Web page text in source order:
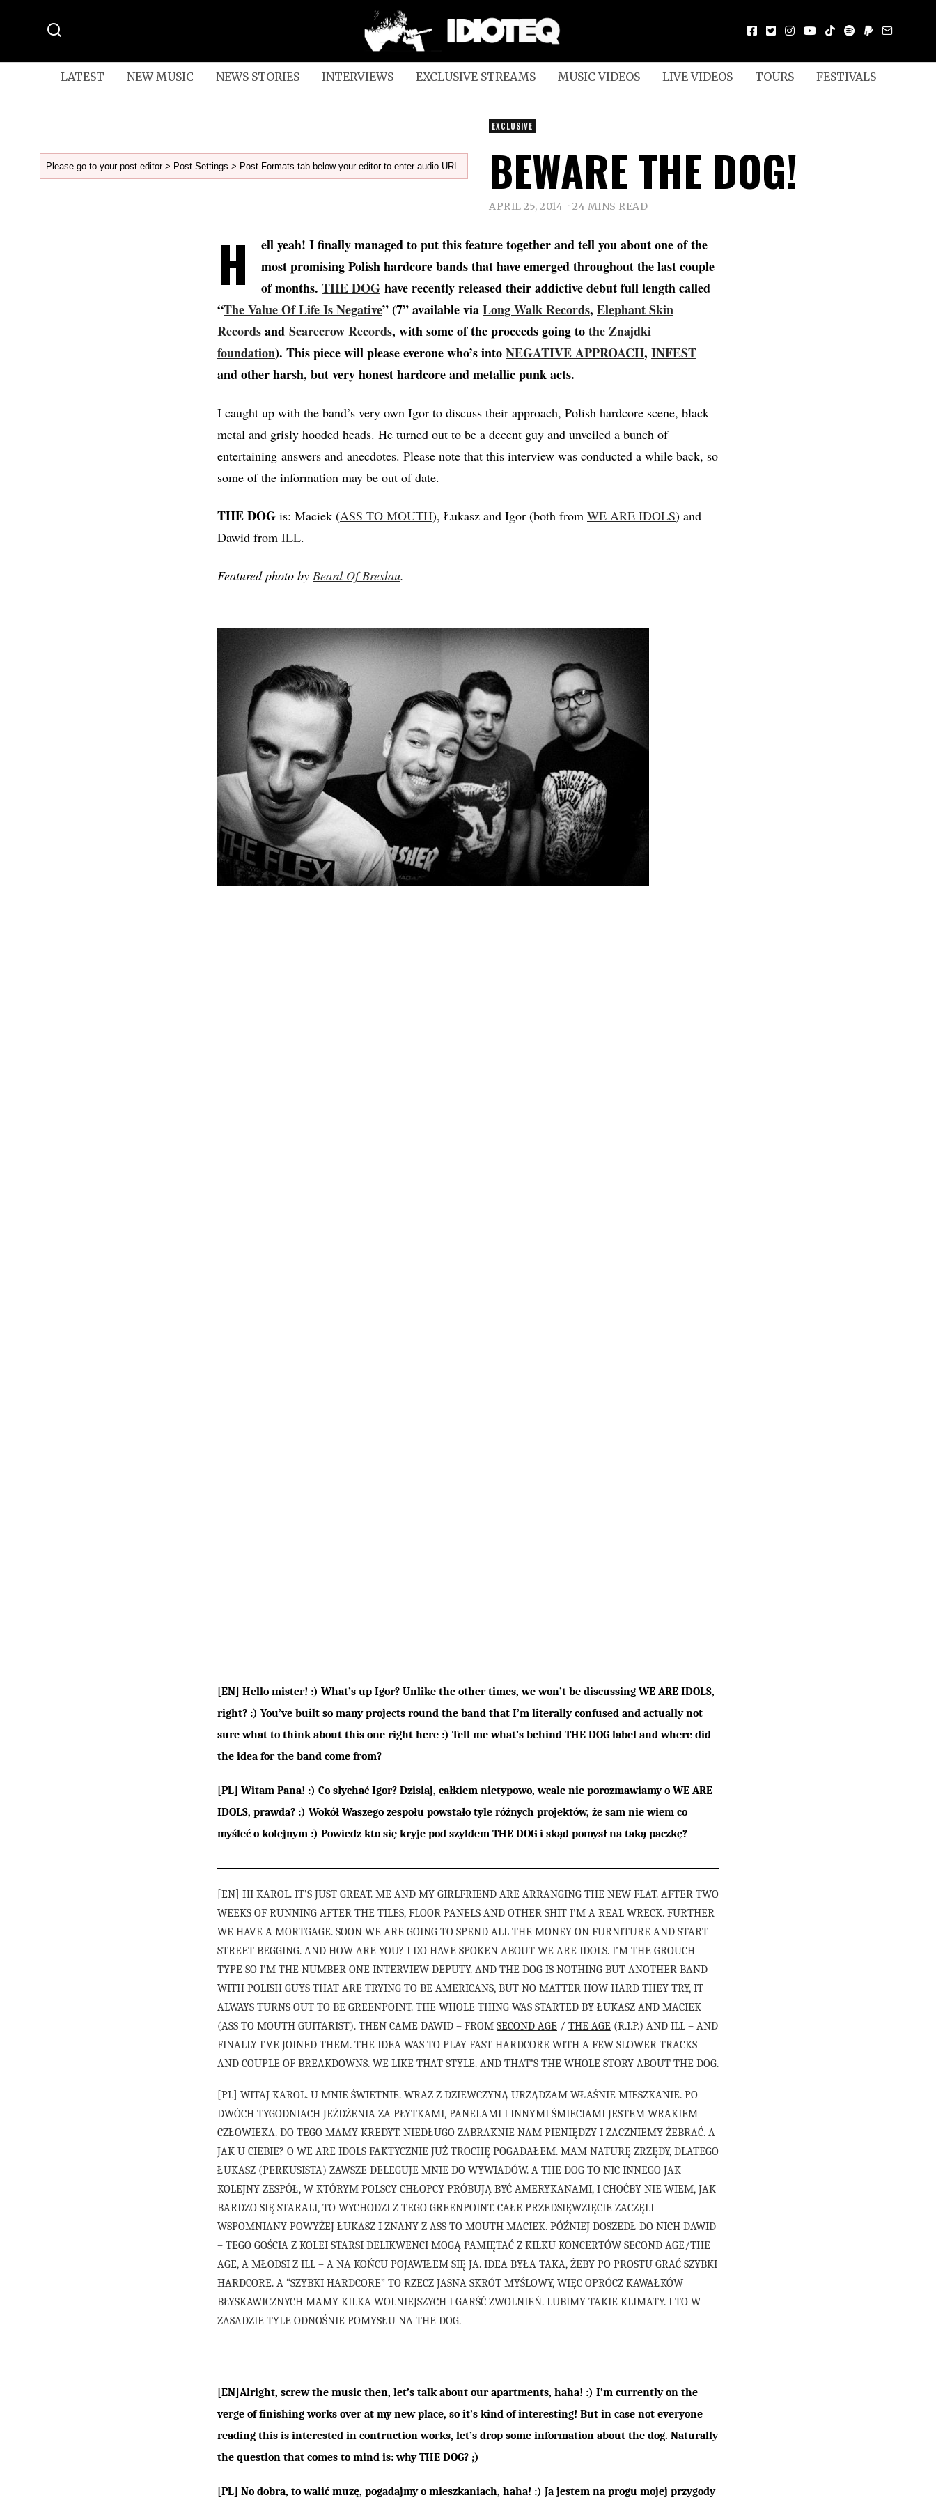
LATEST NEW MUSIC NEWS STORIES INTERVIEWS EXCLUSIVE STREAMS MUSIC VIDEOS LIVE VIDEOS TOURS FESTIVALS
Please go to your post editor > Post Settings > Post Formats tab below your editor to enter audio URL.
EXCLUSIVE
BEWARE THE DOG!
APRIL 25, 2014 24 MINS READ
H
ell yeah! I finally managed to put this feature together and tell you about one of the
most promising Polish hardcore bands that have emerged throughout the last couple
of months. THE DOG have recently released their addictive debut full length called
“The Value Of Life Is Negative” (7” available viaLong Walk Records, Elephant Skin
Recordsand Scarecrow Records, with some of the proceeds going tothe Znajdki
foundation). This piece will please everone who’s intoNEGATIVE APPROACH, INFEST
and other harsh, but very honest hardcore and metallic punk acts.
I caught up with the band’s very own Igor to discuss their approach, Polish hardcore scene, black
metal and grisly hooded heads. He turned out to be a decent guy and unveiled a bunch of
entertaining answers and anecdotes. Please note that this interview was conducted a while back, so
some of the information may be out of date.
THE DOG is: Maciek (ASS TO MOUTH), Łukasz and Igor (both from WE ARE IDOLS) and
Dawid from ILL.
Featured photo by Beard Of Breslau.
[EN] Hello mister! :) What’s up Igor? Unlike the other times, we won’t be discussing WE ARE IDOLS,
right? :) You’ve built so many projects round the band that I’m literally confused and actually not
sure what to think about this one right here :) Tell me what’s behind THE DOG label and where did
the idea for the band come from?
[PL] Witam Pana! :) Co słychać Igor? Dzisiaj, całkiem nietypowo, wcale nie porozmawiamy o WE ARE
IDOLS, prawda? :) Wokół Waszego zespołu powstało tyle różnych projektów, że sam nie wiem co
myśleć o kolejnym :) Powiedz kto się kryje pod szyldem THE DOG i skąd pomysł na taką paczkę?
[EN] HI KAROL. IT’S JUST GREAT. ME AND MY GIRLFRIEND ARE ARRANGING THE NEW FLAT. AFTER TWO
WEEKS OF RUNNING AFTER THE TILES, FLOOR PANELS AND OTHER SHIT I’M A REAL WRECK. FURTHER
WE HAVE A MORTGAGE. SOON WE ARE GOING TO SPEND ALL THE MONEY ON FURNITURE AND START
STREET BEGGING. AND HOW ARE YOU? I DO HAVE SPOKEN ABOUT WE ARE IDOLS. I’M THE GROUCH-
TYPE SO I’M THE NUMBER ONE INTERVIEW DEPUTY. AND THE DOG IS NOTHING BUT ANOTHER BAND
WITH POLISH GUYS THAT ARE TRYING TO BE AMERICANS, BUT NO MATTER HOW HARD THEY TRY, IT
ALWAYS TURNS OUT TO BE GREENPOINT. THE WHOLE THING WAS STARTED BY ŁUKASZ AND MACIEK
(ASS TO MOUTH GUITARIST). THEN CAME DAWID – FROM SECOND AGE / THE AGE (R.I.P.) AND ILL – AND
FINALLY I’VE JOINED THEM. THE IDEA WAS TO PLAY FAST HARDCORE WITH A FEW SLOWER TRACKS
AND COUPLE OF BREAKDOWNS. WE LIKE THAT STYLE. AND THAT’S THE WHOLE STORY ABOUT THE DOG.
[PL] WITAJ KAROL. U MNIE ŚWIETNIE. WRAZ Z DZIEWCZYNĄ URZĄDZAM WŁAŚNIE MIESZKANIE. PO
DWÓCH TYGODNIACH JEŻDŻENIA ZA PŁYTKAMI, PANELAMI I INNYMI ŚMIECIAMI JESTEM WRAKIEM
CZŁOWIEKA. DO TEGO MAMY KREDYT. NIEDŁUGO ZABRAKNIE NAM PIENIĘDZY I ZACZNIEMY ŻEBRAĆ. A
JAK U CIEBIE? O WE ARE IDOLS FAKTYCZNIE JUŻ TROCHĘ POGADAŁEM. MAM NATURĘ ZRZĘDY, DLATEGO
ŁUKASZ (PERKUSISTA) ZAWSZE DELEGUJE MNIE DO WYWIADÓW. A THE DOG TO NIC INNEGO JAK
KOLEJNY ZESPÓŁ, W KTÓRYM POLSCY CHŁOPCY PRÓBUJĄ BYĆ AMERYKANAMI, I CHOĆBY NIE WIEM, JAK
BARDZO SIĘ STARALI, TO WYCHODZI Z TEGO GREENPOINT. CAŁE PRZEDSIĘWZIĘCIE ZACZĘLI
WSPOMNIANY POWYŻEJ ŁUKASZ I ZNANY Z ASS TO MOUTH MACIEK. PÓŹNIEJ DOSZEDŁ DO NICH DAWID
– TEGO GOŚCIA Z KOLEI STARSI DELIKWENCI MOGĄ PAMIĘTAĆ Z KILKU KONCERTÓW SECOND AGE/THE
AGE, A MŁODSI Z ILL – A NA KOŃCU POJAWIŁEM SIĘ JA. IDEA BYŁA TAKA, ŻEBY PO PROSTU GRAĆ SZYBKI
HARDCORE. A “SZYBKI HARDCORE” TO RZECZ JASNA SKRÓT MYŚLOWY, WIĘC OPRÓCZ KAWAŁKÓW
BŁYSKAWICZNYCH MAMY KILKA WOLNIEJSZYCH I GARŚĆ ZWOLNIEŃ. LUBIMY TAKIE KLIMATY. I TO W
ZASADZIE TYLE ODNOŚNIE POMYSŁU NA THE DOG.
[EN]Alright, screw the music then, let’s talk about our apartments, haha! :) I’m currently on the
verge of finishing works over at my new place, so it’s kind of interesting! But in case not everyone
reading this is interested in contruction works, let’s drop some information about the dog. Naturally
the question that comes to mind is: why THE DOG? ;)
[PL] No dobra, to walić muzę, pogadajmy o mieszkaniach, haha! :) Ja jestem na progu mojej przygody